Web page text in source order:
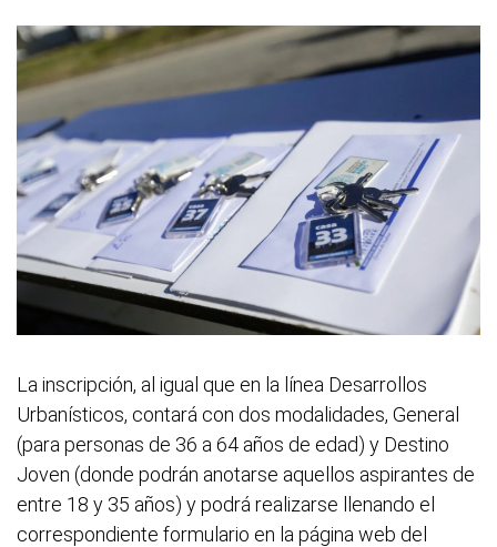
La inscripción, al igual que en la línea Desarrollos
Urbanísticos, contará con dos modalidades, General
(para personas de 36 a 64 años de edad) y Destino
Joven (donde podrán anotarse aquellos aspirantes de
entre 18 y 35 años) y podrá realizarse llenando el
correspondiente formulario en la página web del